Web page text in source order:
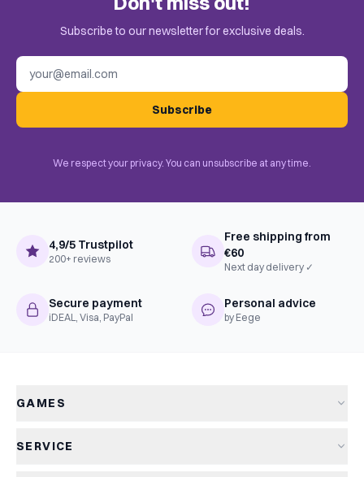
Subscribe to our newsletter for exclusive deals.
Subscribe
We respect your privacy. You can unsubscribe at any time.
4,9/5 Trustpilot
200+ reviews
Free shipping from
€60
Next day delivery ✓
Secure payment
iDEAL, Visa, PayPal
Personal advice
by Eege
GAMES
New arrivals
SERVICE